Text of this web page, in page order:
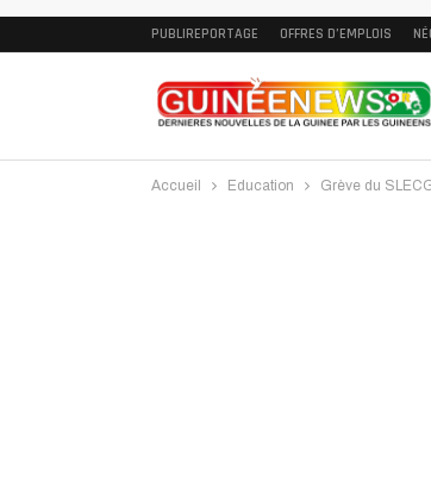
PUBLIREPORTAGE OFFRES D’EMPLOIS
Accueil Education Grève du